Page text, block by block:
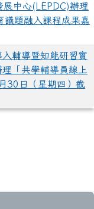
中心(LEPDC)辦理
議題融入課程成果嘉
入輔導暨知能研習實
「共學輔導員線上
30日（星期四）截